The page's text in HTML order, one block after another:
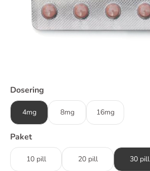
Dosering
4mg 8mg 16mg
Paket
10 pill 20 pill 30 pill